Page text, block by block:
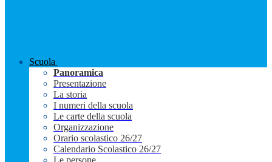
Scuola
Panoramica
Presentazione
La storia
I numeri della scuola
Le carte della scuola
Organizzazione
Orario scolastico 26/27
Calendario Scolastico 26/27